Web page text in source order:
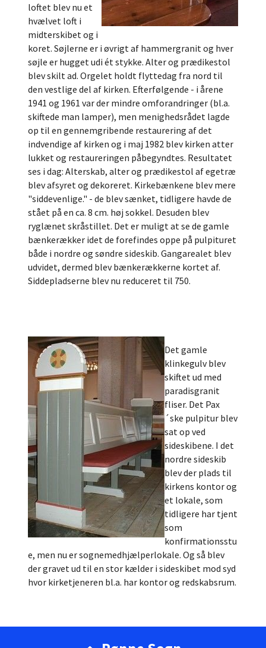
loftet blev nu et
hvælvet loft i
midterskibet og i
koret. Søjlerne er i øvrigt af hammergranit og hver
søjle er hugget udi ét stykke. Alter og prædikestol
blev skilt ad. Orgelet holdt flyttedag fra nord til
den vestlige del af kirken. Efterfølgende - i årene
1941 og 1961 var der mindre omforandringer (bl.a.
skiftede man lamper), men menighedsrådet lagde
op til en gennemgribende restaurering af det
indvendige af kirken og i maj 1982 blev kirken atter
lukket og restaureringen påbegyndtes. Resultatet
ses i dag: Alterskab, alter og prædikestol af egetræ
blev afsyret og dekoreret. Kirkebænkene blev mere
"siddevenlige." - de blev sænket, tidligere havde de
stået på en ca. 8 cm. høj sokkel. Desuden blev
ryglænet skråstillet. Det er muligt at se de gamle
bænkerækker idet de forefindes oppe på pulpituret
både i nordre og søndre sideskib. Gangarealet blev
udvidet, dermed blev bænkerækkerne kortet af.
Siddepladserne blev nu reduceret til 750.
Det gamle
klinkegulv blev
skiftet ud med
paradisgranit
fliser. Det Pax
´ske pulpitur blev
sat op ved
sideskibene. I det
nordre sideskib
blev der plads til
kirkens kontor og
et lokale, som
tidligere har tjent
som
konfirmationsstu
e, men nu er sognemedhjælperlokale. Og så blev
der gravet ud til en stor kælder i sideskibet mod syd
hvor kirketjeneren bl.a. har kontor og redskabsrum.